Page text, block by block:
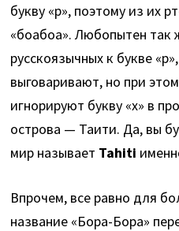
букву «р», поэтому из их
«боабоа». Любопытен так
русскоязычных к букве
выговаривают, но при
игнорируют букву «х» в
острова — Таити. Да, вы
мир называет Tahiti
Впрочем, все равно для
название «Бора-Бора»